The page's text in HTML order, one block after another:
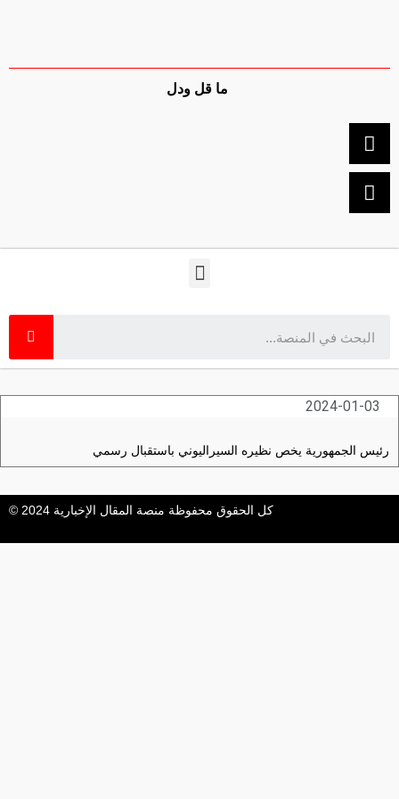
ما قل ودل
2024-01-03
رئيس الجمهورية يخص نظيره السيراليوني باستقبال رسمي
كل الحقوق محفوظة منصة المقال الإخبارية 2024 ©